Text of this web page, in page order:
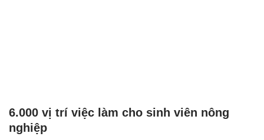
6.000 vị trí việc làm cho sinh viên nông
nghiệp